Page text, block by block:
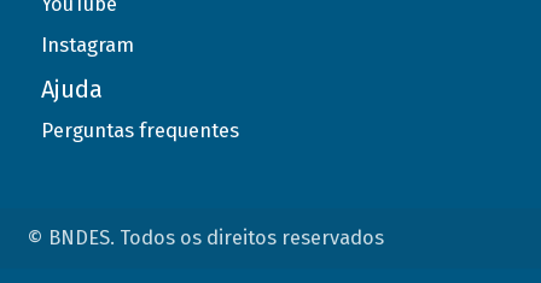
Instagram
Ajuda
Perguntas frequentes
© BNDES. Todos os direitos reservados